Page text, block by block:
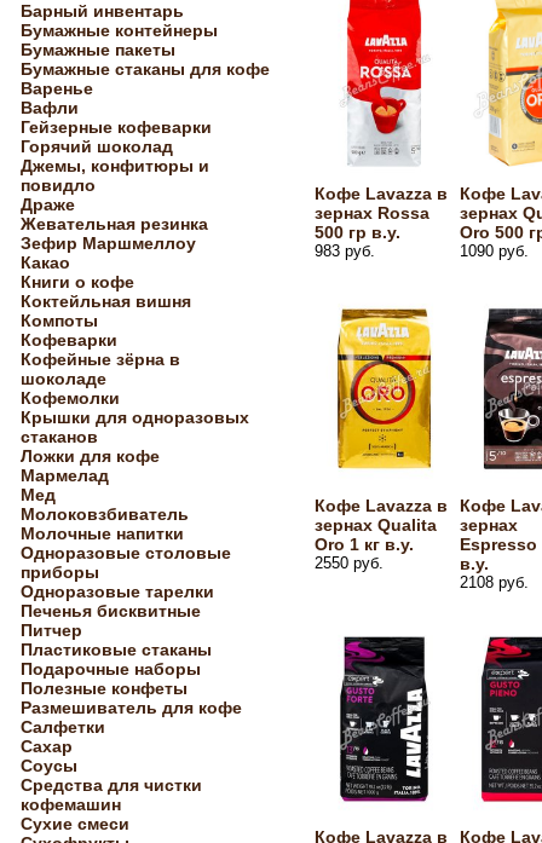
Барный инвентарь
Бумажные контейнеры
Бумажные пакеты
Бумажные стаканы для кофе
Варенье
Вафли
Гейзерные кофеварки
Горячий шоколад
Джемы, конфитюры и
повидло
Драже
Жевательная резинка
Зефир Маршмеллоу
Какао
Книги о кофе
Коктейльная вишня
Компоты
Кофеварки
Кофейные зёрна в
шоколаде
Кофемолки
Крышки для одноразовых
стаканов
Ложки для кофе
Мармелад
Мед
Молоковзбиватель
Молочные напитки
Одноразовые столовые
приборы
Одноразовые тарелки
Печенья бисквитные
Питчер
Пластиковые стаканы
Подарочные наборы
Полезные конфеты
Размешиватель для кофе
Салфетки
Сахар
Соусы
Средства для чистки
кофемашин
Сухие смеси
Кофе Lavazza в
зернах Rossa
500 гр в.у.
983 руб.
Кофе
зернах
Oro 500
1090 руб.
Кофе Lavazza в
зернах Qualita
Oro 1 кг в.у.
2550 руб.
Кофе
зернах
Espresso
в.у.
2108 руб.
Кофе Lavazza в Кофе